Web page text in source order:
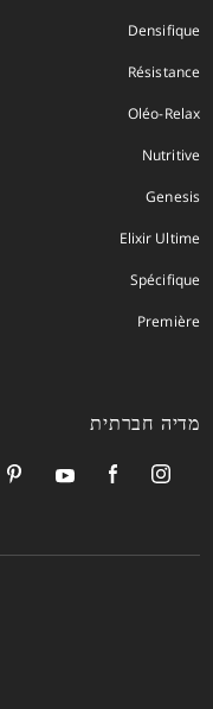
Densifique
Résistance
Oléo-Relax
Nutritive
Genesis
Elixir Ultime
Spécifique
Première
מדיה חברתית